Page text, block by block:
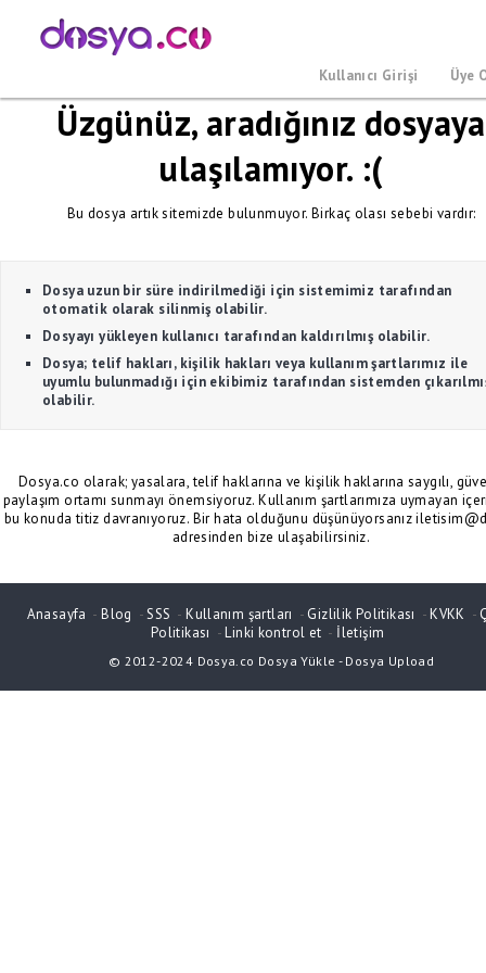
Kullanıcı Girişi Üye
Üzgünüz, aradığınız dosyaya
ulaşılamıyor. :(
Bu dosya artık sitemizde bulunmuyor. Birkaç olası sebebi vardır:
Dosya uzun bir süre indirilmediği için sistemimiz tarafından
otomatik olarak silinmiş olabilir.
Dosyayı yükleyen kullanıcı tarafından kaldırılmış olabilir.
Dosya; telif hakları, kişilik hakları veya kullanım şartlarımız ile
uyumlu bulunmadığı için ekibimiz tarafından sistemden
olabilir.
Dosya.co olarak; yasalara, telif haklarına ve kişilik haklarına saygılı,
paylaşım ortamı sunmayı önemsiyoruz. Kullanım şartlarımıza uymayan
bu konuda titiz davranıyoruz. Bir hata olduğunu düşünüyorsanız
adresinden bize ulaşabilirsiniz.
Anasayfa -Blog -SSS -Kullanım şartları - Gizlilik Politikası -KVKK -
Politikası -Linki kontrol et - İletişim
© 2012-2024 Dosya.co Dosya Yükle - Dosya Upload